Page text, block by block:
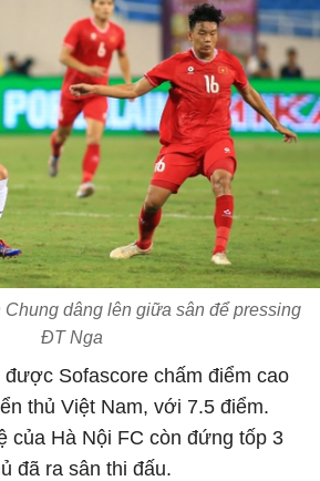
Chung dâng lên giữa sân để pressing
ĐT Nga
Sofascore chấm điểm cao
thủ Việt Nam, với 7.5 điểm.
của Hà Nội FC còn đứng tốp 3
đã ra sân thi đấu.